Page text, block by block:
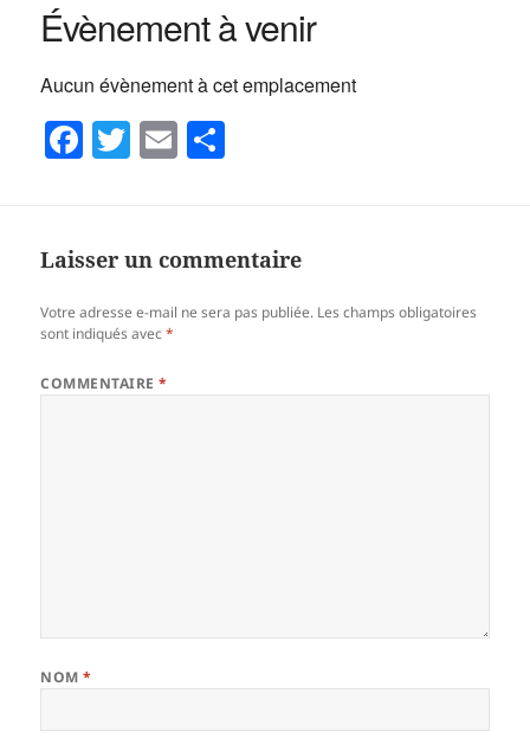
Évènement à venir
Aucun évènement à cet emplacement
F
e
o
o
k
T
er
E
l a
er
Laisser un commentaire
Votre adresse e-mail ne sera pas publiée. Les champs obligatoires
sont indiqués avec*
COMMENTAIRE*
NOM*